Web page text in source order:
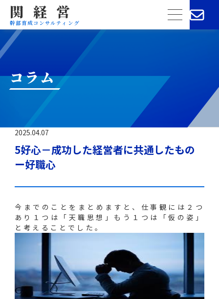
関経営
幹部育成コンサルティング
menu
コラム
2025.04.07
5好心－成功した経営者に共通したもの
ー好職心
今までのことをまとめますと、仕事観には２つ
あり１つは「天職思想」もう１つは「仮の姿」
と考えることでした。